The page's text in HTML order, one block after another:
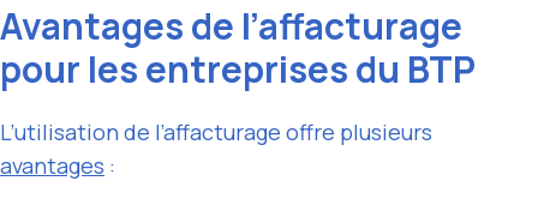
Avantages de l’affacturage
pour les entreprises du BTP
L’utilisation de l’affacturage offre plusieurs
avantages :